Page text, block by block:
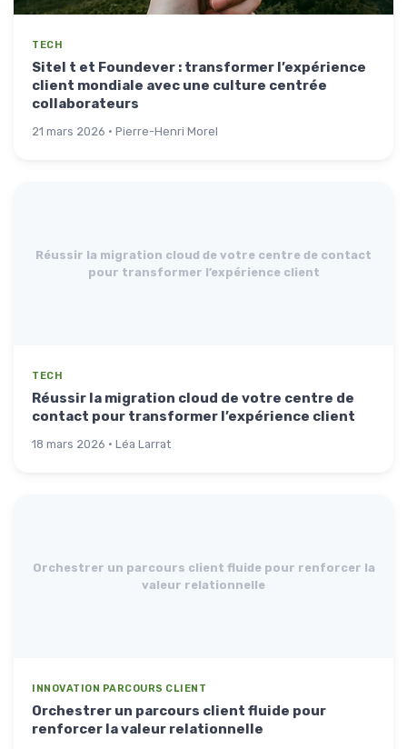
TECH
Sitel t et Foundever : transformer l’expérience
client mondiale avec une culture centrée
collaborateurs
21 mars 2026 · Pierre-Henri Morel
Réussir la migration cloud de votre centre de contact
pour transformer l’expérience client
TECH
Réussir la migration cloud de votre centre de
contact pour transformer l’expérience client
18 mars 2026 · Léa Larrat
Orchestrer un parcours client fluide pour renforcer la
valeur relationnelle
INNOVATION PARCOURS CLIENT
Orchestrer un parcours client fluide pour
renforcer la valeur relationnelle